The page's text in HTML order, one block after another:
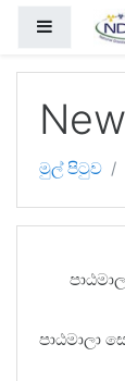
ප්‍රධාන
Side
මුල් පිටුව
පාඨමාලා